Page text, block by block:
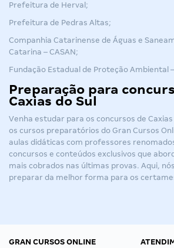
Prefeitura de Herval;
Prefeitura de Pedras Altas;
Companhia Catarinense de Águas e
Catarina – CASAN;
Fundação Estadual de Proteção Ambiental –
Preparação para
Caxias do Sul
Venha estudar para os concursos de
os cursos preparatórios do Gran Cursos
aulas didáticas com professores
concursos e conteúdos exclusivos que
mais cobrados nas últimas provas. Aqui,
preparar da melhor forma para os
GRAN CURSOS ONLINE